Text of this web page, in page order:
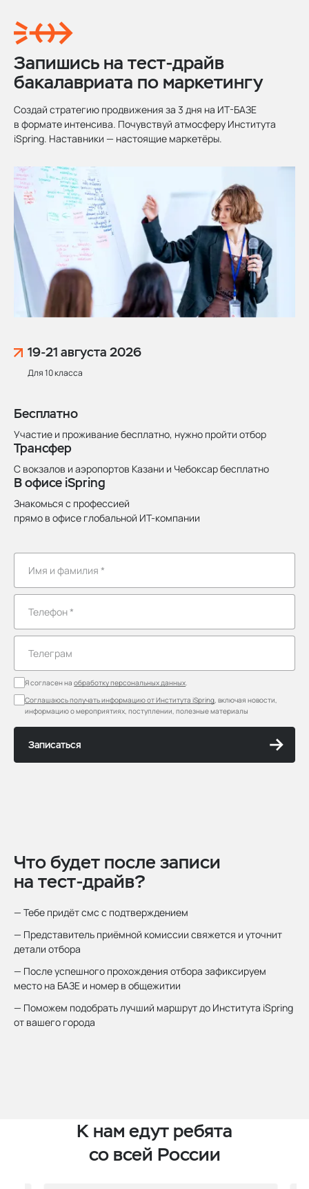
Запишись на тест-драйв
бакалавриата по маркетингу
Создай стратегию продвижения за 3 дня на ИТ-БАЗЕ
в формате интенсива. Почувствуй атмосферу Института
iSpring. Наставники — настоящие маркетёры.
19-21 августа2026
Для 10 класса
Бесплатно
Участие и проживание бесплатно, нужно пройти отбор
Трансфер
С вокзалов и аэропортов Казани и Чебоксар бесплатно
В офисе iSpring
Знакомься с профессией
прямо в офисе глобальной ИТ-компании
Я согласен наобработку персональных данных
Соглашаюсь получать информацию от Института iSpring , включая новости,
информацию о мероприятиях, поступлении, полезные материалы
Записаться
Что будет после записи
на тест‑драйв?
— Тебе придёт смс с подтверждением
— Представитель приёмной комиссии свяжется и уточнит
детали отбора
— После успешного прохождения отбора зафиксируем
место на БАЗЕ и номер в общежитии
— Поможем подобрать лучший маршрут до Института iSpring
от вашего города
К нам едут ребята
со всей России